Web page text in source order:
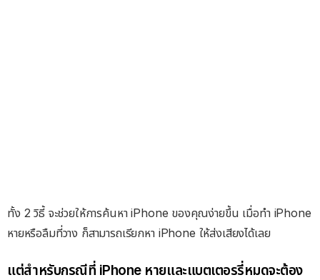
ทั้ง 2 วิธี้ จะช่วยให้การค้นหา iPhone ของคุณง่ายขึ้น เมื่อทำ iPhone
หายหรือลืมที่วาง ก็สามารถเรียกหา iPhone ให้ส่งเสียงได้เลย
แต่สำหรับกรณีที่ iPhone หายและแบตเตอรรี่หมดจะต้อง